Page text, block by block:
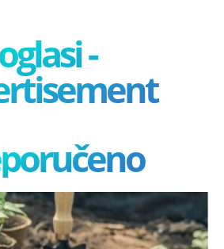
oglasi -